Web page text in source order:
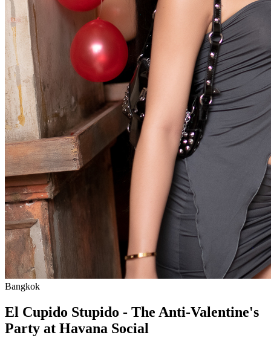
Bangkok
El Cupido Stupido - The Anti-Valentine's
Party at Havana Social